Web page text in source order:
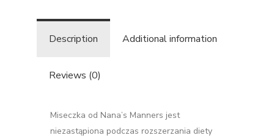
Description Additional information
Reviews (0)
Miseczka od Nana’s Manners jest
niezastąpiona podczas rozszerzania diety